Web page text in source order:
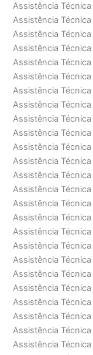
Assistência
Assistência
Assistência Técnica
Assistência
Assistência
Assistência
Assistência
Assistência
Assistência
Assistência
Assistência
Assistência
Assistência
Assistência
Assistência
Assistência
Assistência
Assistência
Assistência
Assistência
Assistência
Assistência
Assistência
Assistência
Assistência